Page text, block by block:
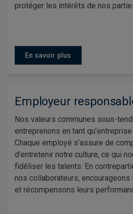
protéger les intérêts de nos
En savoir plus
Employeur
Nos valeurs communes sous-
entreprenons en tant
Chaque employé s’assure de
d’entretenir notre culture, ce qui
fidéliser les talents. En
nos collaborateurs,
et récompensons leurs